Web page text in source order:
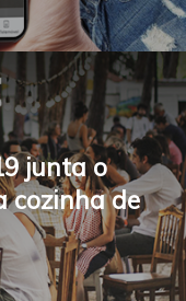
junta o
cozinha de